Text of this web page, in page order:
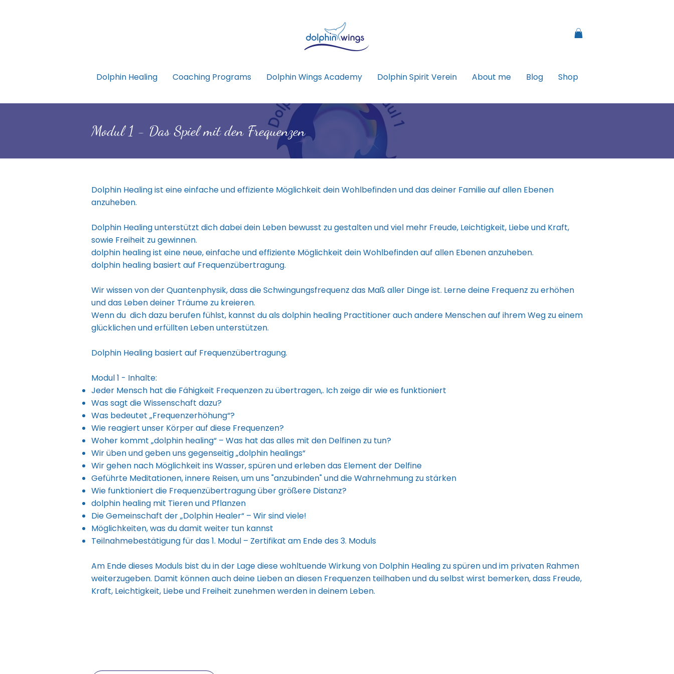
Dolphin Healing Coaching Programs Dolphin Wings Academy Dolphin Spirit Verein About me Blog Shop
Modul 1 - Das Spiel mit den Frequenzen
Dolphin Healing ist eine einfache und effiziente Möglichkeit dein Wohlbefinden und das deiner Familie auf allen Ebenen
anzuheben.
Dolphin Healing unterstützt dich dabei dein Leben bewusst zu gestalten und viel mehr Freude, Leichtigkeit, Liebe und Kraft,
sowie Freiheit zu gewinnen.
dolphin healing ist eine neue, einfache und effiziente Möglichkeit dein Wohlbefinden auf allen Ebenen anzuheben.
dolphin healing basiert auf Frequenzübertragung.
Wir wissen von der Quantenphysik, dass die Schwingungsfrequenz das Maß aller Dinge ist. Lerne deine Frequenz zu erhöhen
und das Leben deiner Träume zu kreieren.
Wenn du dich dazu berufen fühlst, kannst du als dolphin healing Practitioner auch andere Menschen auf ihrem Weg zu einem
glücklichen und erfüllten Leben unterstützen.
Dolphin Healing basiert auf Frequenzübertragung.
Modul 1 - Inhalte:
Jeder Mensch hat die Fähigkeit Frequenzen zu übertragen,. Ich zeige dir wie es funktioniert
Was sagt die Wissenschaft dazu?
Was bedeutet „Frequenzerhöhung“?
Wie reagiert unser Körper auf diese Frequenzen?
Woher kommt „dolphin healing“ – Was hat das alles mit den Delfinen zu tun?
Wir üben und geben uns gegenseitig „dolphin healings“
Wir gehen nach Möglichkeit ins Wasser, spüren und erleben das Element der Delfine
Geführte Meditationen, innere Reisen, um uns "anzubinden" und die Wahrnehmung zu stärken
Wie funktioniert die Frequenzübertragung über größere Distanz?
dolphin healing mit Tieren und Pflanzen
Die Gemeinschaft der „Dolphin Healer“ – Wir sind viele!
Möglichkeiten, was du damit weiter tun kannst
Teilnahmebestätigung für das 1. Modul – Zertifikat am Ende des 3. Moduls
Am Ende dieses Moduls bist du in der Lage diese wohltuende Wirkung von Dolphin Healing zu spüren und im privaten Rahmen
weiterzugeben. Damit können auch deine Lieben an diesen Frequenzen teilhaben und du selbst wirst bemerken, dass Freude,
Kraft, Leichtigkeit, Liebe und Freiheit zunehmen werden in deinem Leben.